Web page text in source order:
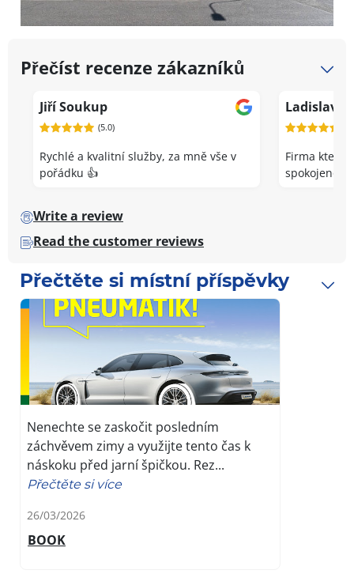
of
Přečíst recenze zákazníků
Jiří Soukup
(5.0)
Rychlé a kvalitní služby, za mně vše v
pořádku 👍
Ladislav
Firma která
spokojenost
Write a review
Read the customer reviews
Přečtěte si místní příspěvky
Nenechte se zaskočit posledním
záchvěvem zimy a využijte tento čas k
náskoku před jarní špičkou. Rez...
Přečtěte si více
26/03/2026
BOOK